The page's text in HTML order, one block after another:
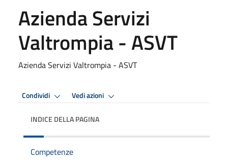
Azienda Servizi
Valtrompia - ASVT
Azienda Servizi Valtrompia - ASVT
Condividi Vedi azioni
INDICE DELLA PAGINA
Competenze